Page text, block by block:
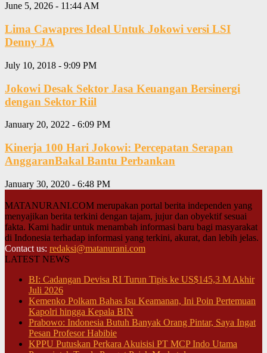
June 5, 2026 - 11:44 AM
Lima Cawapres Ideal Untuk Jokowi versi LSI
Denny JA
July 10, 2018 - 9:09 PM
Jokowi Desak Sektor Jasa Keuangan Bersinergi
dengan Sektor Riil
January 20, 2022 - 6:09 PM
Kinerja 100 Hari Jokowi: Percepatan Serapan
AnggaranBakal Bantu Perbankan
January 30, 2020 - 6:48 PM
MATANURANI.COM merupakan portal berita independen yang
menyajikan berita terkini dengan tajam, jujur dan obyektif sesuai
fakta. Kami hadir untuk menambah informasi baru bagi masyarakat
di Indonesia terhadap informasi yang terkini, akurat, dan lebih jelas.
Contact us: redaksi@matanurani.com
LATEST NEWS
BI: Cadangan Devisa RI Turun Tipis ke US$145,3 M Akhir
Juli 2026
Kemenko Polkam Bahas Isu Keamanan, Ini Poin Pertemuan
Kapolri hingga Kepala BIN
Prabowo: Indonesia Butuh Banyak Orang Pintar, Saya Ingat
Pesan Profesor Habibie
KPPU Putuskan Perkara Akuisisi PT MCP Indo Utama